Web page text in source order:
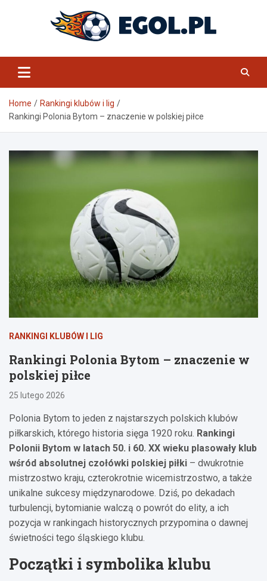
eGol.pl
Home
Rankingi klubów i lig
Rankingi Polonia Bytom – znaczenie w polskiej piłce
RANKINGI KLUBÓW I LIG
Rankingi Polonia Bytom – znaczenie w
polskiej piłce
25 lutego 2026
Polonia Bytom to jeden z najstarszych polskich klubów
piłkarskich, którego historia sięga 1920 roku. Rankingi
Polonii Bytom w latach 50. i 60. XX wieku plasowały klub
wśród absolutnej czołówki polskiej piłki – dwukrotnie
mistrzostwo kraju, czterokrotnie wicemistrzostwo, a także
unikalne sukcesy międzynarodowe. Dziś, po dekadach
turbulencji, bytomianie walczą o powrót do elity, a ich
pozycja w rankingach historycznych przypomina o dawnej
świetności tego śląskiego klubu.
Początki i symbolika klubu